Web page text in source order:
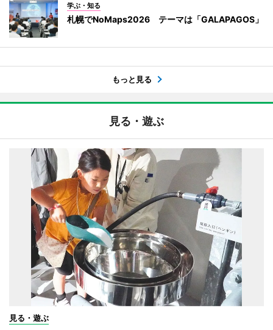
学ぶ・知る
札幌でNoMaps2026 テーマは「GALAPAGOS」
もっと見る
見る・遊ぶ
見る・遊ぶ